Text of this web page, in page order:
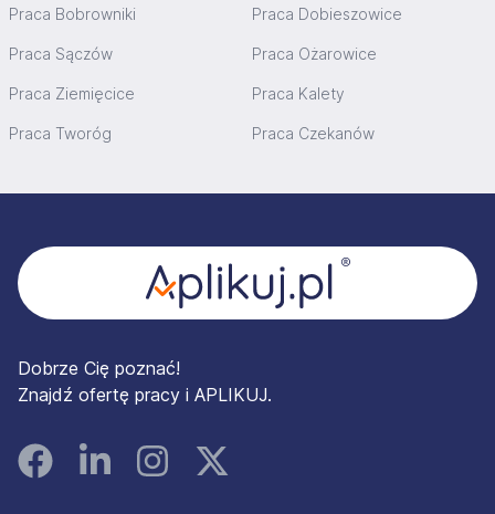
Praca Bobrowniki Praca Dobieszowice
Praca Sączów Praca Ożarowice
Praca Ziemięcice Praca Kalety
Praca Tworóg Praca Czekanów
Dobrze Cię poznać!
Znajdź ofertę pracy i APLIKUJ.
FacebookLinked InInstagramInstagram